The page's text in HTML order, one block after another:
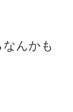
なんかも